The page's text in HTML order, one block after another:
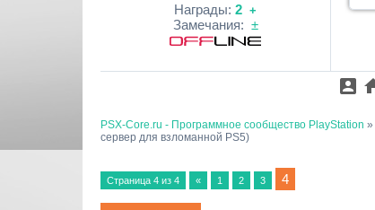
Награды: 2 +
Замечания: ±
PSX-Core.ru - Программное сообщество PlayStation »
сервер для взломанной PS5)
Страница 4 из 4 « 1 2 3 4